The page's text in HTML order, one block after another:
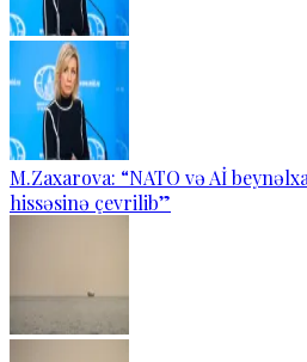
M.Zaxarova: “NATO və Aİ
hissəsinə çevrilib”